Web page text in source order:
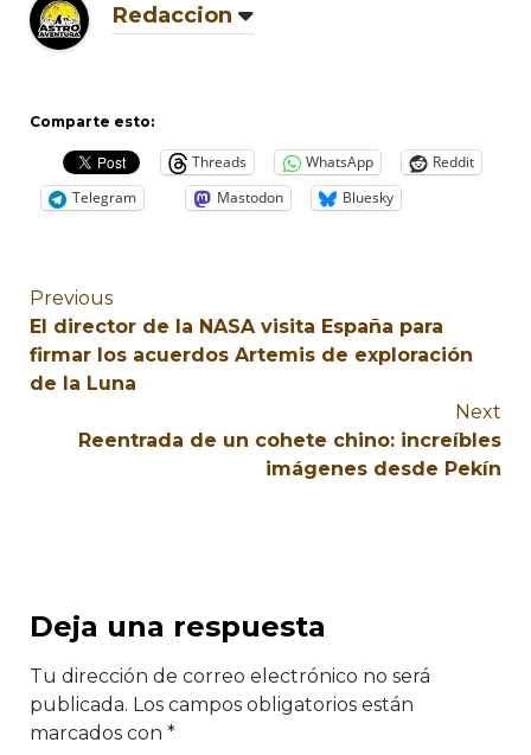
Redaccion
Comparte esto:
Threads WhatsApp
Reddit
Telegram
Mastodon Bluesky
Previous
El director de la NASA visita España para
firmar los acuerdos Artemis de exploración
de la Luna
Next
Reentrada de un cohete chino: increíbles
imágenes desde Pekín
Deja una respuesta
Tu dirección de correo electrónico no será
publicada. Los campos obligatorios están
marcados con *